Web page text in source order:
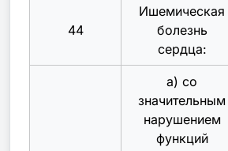
44
Ишемическая
болезнь
сердца:
а) со
значительным
нарушением
функций